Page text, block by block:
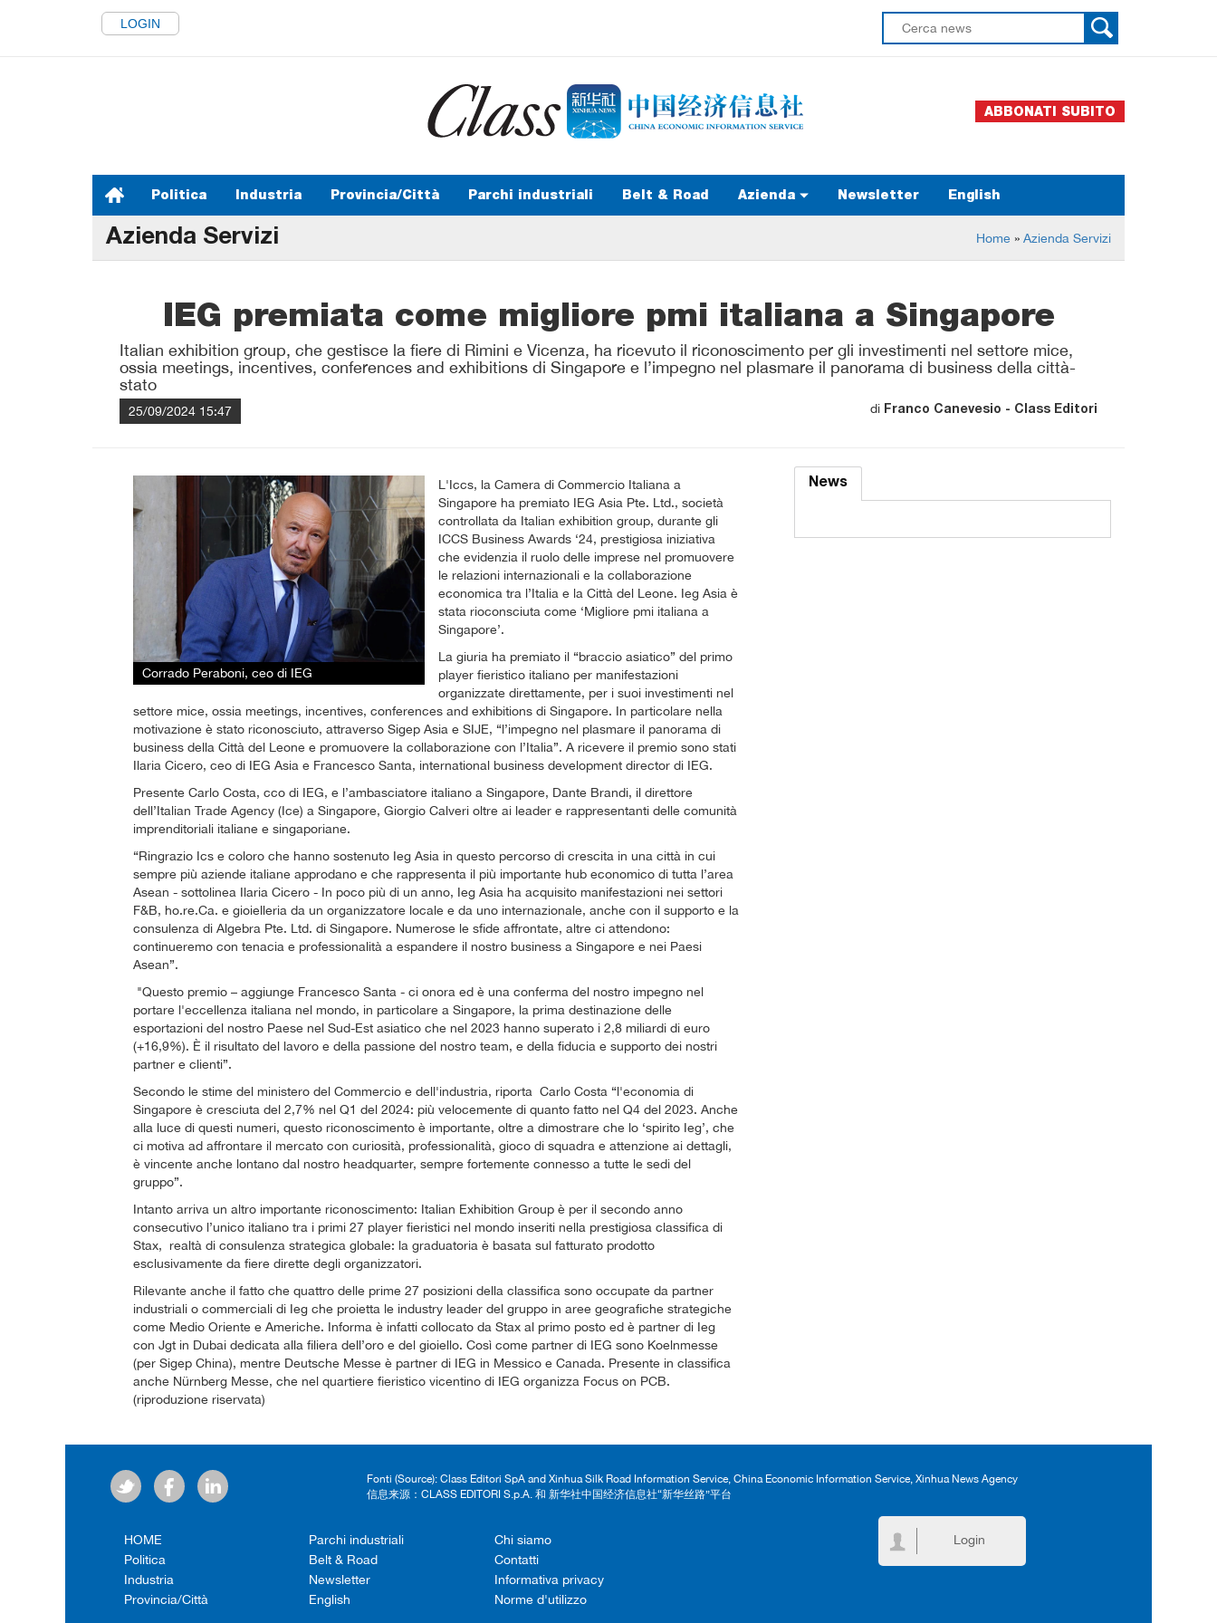
LOGIN
ABBONATI SUBITO
Politica Industria Provincia/Città Parchi industriali Belt & Road Azienda Newsletter English
Azienda Servizi Home » Azienda Servizi
IEG premiata come migliore pmi italiana a Singapore
Italian exhibition group, che gestisce la fiere di Rimini e Vicenza, ha ricevuto il riconoscimento per gli investimenti nel settore mice,
ossia meetings, incentives, conferences and exhibitions di Singapore e l’impegno nel plasmare il panorama di business della città-
stato
25/09/2024 15:47 di Franco Canevesio - Class Editori
Corrado Peraboni, ceo di IEG
L'Iccs, la Camera di Commercio Italiana a
Singapore ha premiato IEG Asia Pte. Ltd., società
controllata da Italian exhibition group, durante gli
ICCS Business Awards ‘24, prestigiosa iniziativa
che evidenzia il ruolo delle imprese nel promuovere
le relazioni internazionali e la collaborazione
economica tra l’Italia e la Città del Leone. Ieg Asia è
stata rioconsciuta come ‘Migliore pmi italiana a
Singapore’.
La giuria ha premiato il “braccio asiatico” del primo
player fieristico italiano per manifestazioni
organizzate direttamente, per i suoi investimenti nel
settore mice, ossia meetings, incentives, conferences and exhibitions di Singapore. In particolare nella
motivazione è stato riconosciuto, attraverso Sigep Asia e SIJE, “l’impegno nel plasmare il panorama di
business della Città del Leone e promuovere la collaborazione con l’Italia”. A ricevere il premio sono stati
Ilaria Cicero, ceo di IEG Asia e Francesco Santa, international business development director di IEG.
Presente Carlo Costa, cco di IEG, e l’ambasciatore italiano a Singapore, Dante Brandi, il direttore
dell’Italian Trade Agency (Ice) a Singapore, Giorgio Calveri oltre ai leader e rappresentanti delle comunità
imprenditoriali italiane e singaporiane.
“Ringrazio Ics e coloro che hanno sostenuto Ieg Asia in questo percorso di crescita in una città in cui
sempre più aziende italiane approdano e che rappresenta il più importante hub economico di tutta l’area
Asean - sottolinea Ilaria Cicero - In poco più di un anno, Ieg Asia ha acquisito manifestazioni nei settori
F&B, ho.re.Ca. e gioielleria da un organizzatore locale e da uno internazionale, anche con il supporto e la
consulenza di Algebra Pte. Ltd. di Singapore. Numerose le sfide affrontate, altre ci attendono:
continueremo con tenacia e professionalità a espandere il nostro business a Singapore e nei Paesi
Asean”.
"Questo premio – aggiunge Francesco Santa - ci onora ed è una conferma del nostro impegno nel
portare l'eccellenza italiana nel mondo, in particolare a Singapore, la prima destinazione delle
esportazioni del nostro Paese nel Sud-Est asiatico che nel 2023 hanno superato i 2,8 miliardi di euro
(+16,9%). È il risultato del lavoro e della passione del nostro team, e della fiducia e supporto dei nostri
partner e clienti”.
Secondo le stime del ministero del Commercio e dell'industria, riporta Carlo Costa “l'economia di
Singapore è cresciuta del 2,7% nel Q1 del 2024: più velocemente di quanto fatto nel Q4 del 2023. Anche
alla luce di questi numeri, questo riconoscimento è importante, oltre a dimostrare che lo ‘spirito Ieg’, che
ci motiva ad affrontare il mercato con curiosità, professionalità, gioco di squadra e attenzione ai dettagli,
è vincente anche lontano dal nostro headquarter, sempre fortemente connesso a tutte le sedi del
gruppo”.
Intanto arriva un altro importante riconoscimento: Italian Exhibition Group è per il secondo anno
consecutivo l’unico italiano tra i primi 27 player fieristici nel mondo inseriti nella prestigiosa classifica di
Stax, realtà di consulenza strategica globale: la graduatoria è basata sul fatturato prodotto
esclusivamente da fiere dirette degli organizzatori.
Rilevante anche il fatto che quattro delle prime 27 posizioni della classifica sono occupate da partner
industriali o commerciali di Ieg che proietta le industry leader del gruppo in aree geografiche strategiche
come Medio Oriente e Americhe. Informa è infatti collocato da Stax al primo posto ed è partner di Ieg
con Jgt in Dubai dedicata alla filiera dell’oro e del gioiello. Così come partner di IEG sono Koelnmesse
(per Sigep China), mentre Deutsche Messe è partner di IEG in Messico e Canada. Presente in classifica
anche Nürnberg Messe, che nel quartiere fieristico vicentino di IEG organizza Focus on PCB.
(riproduzione riservata)
News
Fonti (Source): Class Editori SpA and Xinhua Silk Road Information Service, China Economic Information Service, Xinhua News Agency
信息来源：CLASS EDITORI S.p.A. 和 新华社中国经济信息社“新华丝路”平台
HOME
Politica
Industria
Provincia/Città
Parchi industriali
Belt & Road
Newsletter
English
Chi siamo
Contatti
Informativa privacy
Norme d'utilizzo
Login